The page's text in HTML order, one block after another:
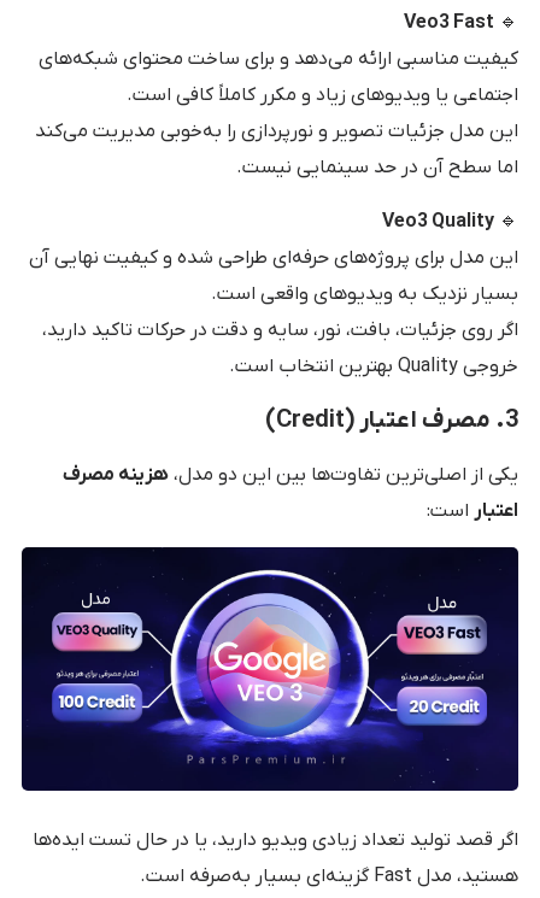
🔹
Veo3 Fast
کیفیت مناسبی ارائه می‌دهد و برای ساخت محتوای شبکه‌های
اجتماعی یا ویدیوهای زیاد و مکرر کاملاً کافی است.
این مدل جزئیات تصویر و نورپردازی را به‌خوبی مدیریت می‌کند
اما سطح آن در حد سینمایی نیست.
🔹
Veo3 Quality
این مدل برای پروژه‌های حرفه‌ای طراحی شده و کیفیت نهایی آن
بسیار نزدیک به ویدیوهای واقعی است.
اگر روی جزئیات، بافت، نور، سایه و دقت در حرکات تاکید دارید،
خروجی Quality بهترین انتخاب است.
3. مصرف اعتبار (Credit)
یکی از اصلی‌ترین تفاوت‌ها بین این دو مدل، هزینه مصرف
اعتباراست:
اگر قصد تولید تعداد زیادی ویدیو دارید، یا در حال تست ایده‌ها
هستید، مدل Fast گزینه‌ای بسیار به‌صرفه است.